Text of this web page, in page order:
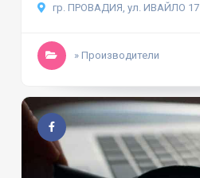
гр. ПРОВАДИЯ, ул. ИВАЙЛО 17
» Производители